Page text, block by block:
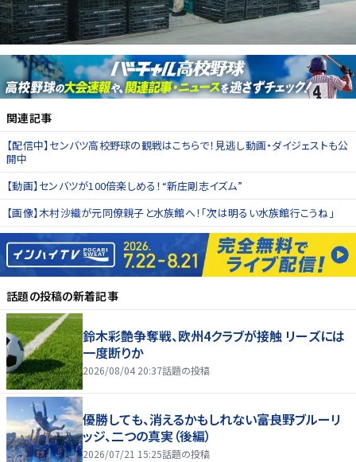
関連記事
【配信中】センバツ高校野球の観戦はこちらで！見逃し動画・ダイジェストも公
開中
【動画】センバツが100倍楽しめる！“新庄剛志イズム”
【画像】木村沙織が元同僚親子と水族館へ！「次は明るい水族館行こうね」
話題の投稿の新着記事
鈴木彩艶争奪戦、欧州4クラブが接触 リーズには
一度断りか
2026/08/04 20:37話題の投稿
優勝しても、消えるかもしれない――富良野ブルーリ
ッジ、二つの真実（後編）
2026/07/21 15:25話題の投稿